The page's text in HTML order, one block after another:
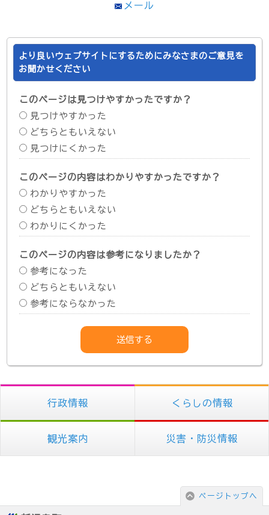
メール
より良いウェブサイトにするためにみなさまのご意見を
お聞かせください
このページは見つけやすかったですか？
見つけやすかった
どちらともいえない
見つけにくかった
このページの内容はわかりやすかったですか？
わかりやすかった
どちらともいえない
わかりにくかった
このページの内容は参考になりましたか？
参考になった
どちらともいえない
参考にならなかった
行政情報 くらしの情報
観光案内 災害・防災情報
ページトップへ